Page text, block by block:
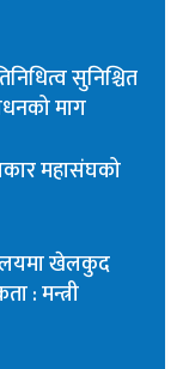
सुनिश्चित
माग
महासंघको
खेलकुद
: मन्त्री